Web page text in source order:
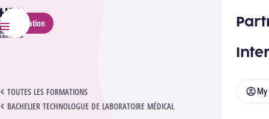
HELMo
Menu
My
Application
TOUTES LES FORMATIONS
BACHELIER TECHNOLOGUE DE LABORATOIRE MÉDICAL
109 MAITRISE DE LA LANGUE